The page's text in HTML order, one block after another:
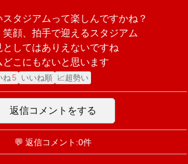
タジアムって楽しんですかね？
顔、拍手で迎えるスタジアム
としてはありえないですね
こにもないと思います
ね5 いいね順 📈超勢い
返信コメントをする
💬 返信コメント:0件